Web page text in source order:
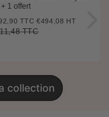
1 offert
TTC€592,90
€494,08 HT
TTC€711,48
collection